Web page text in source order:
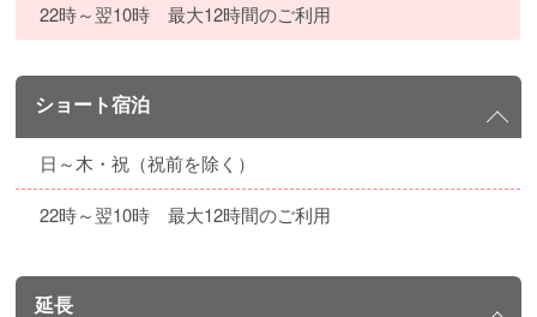
22時～翌10時 最大12時間のご利用
ショート宿泊
日～木・祝（祝前を除く）
22時～翌10時 最大12時間のご利用
延長